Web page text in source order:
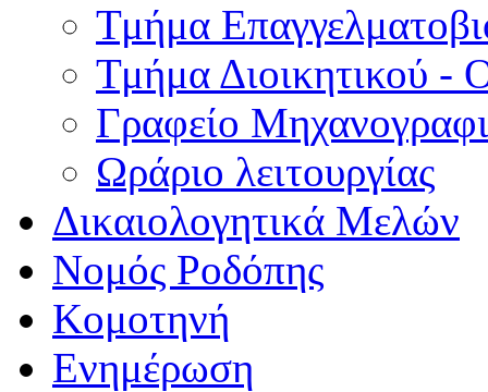
Τμήμα
Τμήμα Διοικητικού -
Γραφείο
Ωράριο λειτουργίας
Δικαιολογητικά Μελών
Νομός Ροδόπης
Κομοτηνή
Ενημέρωση